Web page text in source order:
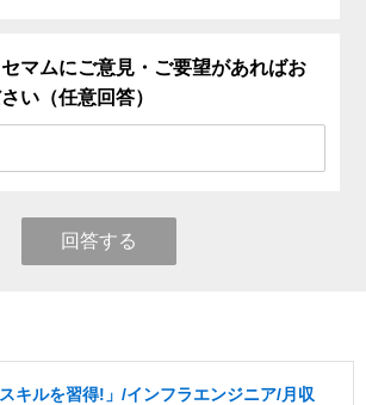
マムにご意見・ご要望があればお
い（任意回答）
回答する
キルを習得!」/インフラエンジニア/月収